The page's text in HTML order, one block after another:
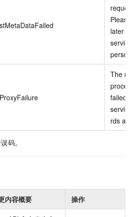
later
service
The
failed
rds api.
码。
内容概要 操作